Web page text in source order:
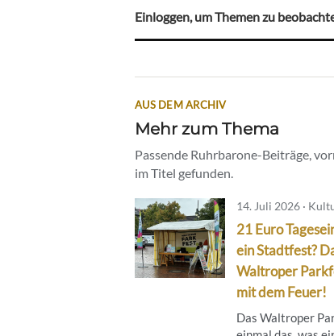
Einloggen, um Themen zu
AUS DEM ARCHIV
Mehr zum Thema
Passende Ruhrbarone-Beiträge,
im Titel gefunden.
14. Juli 2026 ·
21 Euro
ein Stadtfest?
Waltroper
mit dem Feuer!
Das Waltroper